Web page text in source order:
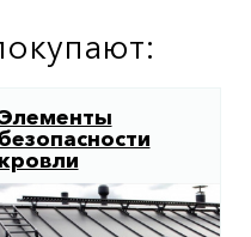
безопасности
кровли